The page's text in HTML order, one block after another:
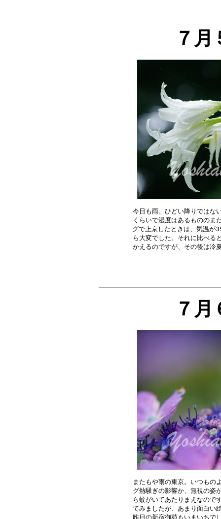
７
今日も雨。ひどい降りではな
くらいで湿度はあるもののま
グで上京したときは、気温が
ら大変でした。それに比べる
７
またもや雨の東京。いつもの
グ熱騒ぎの影響か、無視の姿
ら蚊がいてあたりまえなので
てみましたが、あまり面白い